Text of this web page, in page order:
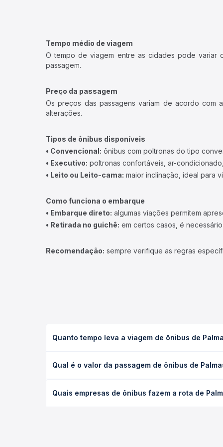
Tempo médio de viagem
O tempo de viagem entre as cidades pode variar
passagem.
Preço da passagem
Os preços das passagens variam de acordo com
alterações.
Tipos de ônibus disponíveis
• Convencional: ônibus com poltronas do tipo
• Executivo: poltronas confortáveis, ar-
• Leito ou Leito-cama: maior inclinação, ideal para
Como funciona o embarque
• Embarque direto: algumas viações permitem
• Retirada no guichê: em certos casos, é
Recomendação: sempre verifique as regras
Quanto tempo leva a viagem de ônibus de
condições de tráfego. Na Quero Passagem você
Qual é o valor da passagem de ônibus de
antecedência da compra. Na Quero Passagem
Quais empresas de ônibus fazem a rota de